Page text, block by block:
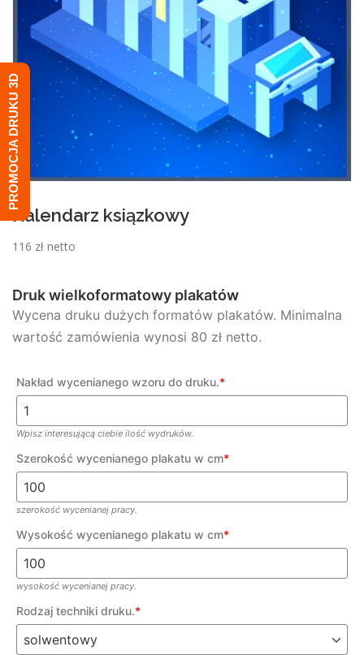
Kalendarz ksiązkowy
116 zł netto
Druk wielkoformatowy plakatów
Wycena druku dużych formatów plakatów. Minimalna
wartość zamówienia wynosi 80 zł netto.
Nakład wycenianego wzoru do druku.*
Wpisz interesującą ciebie ilość wydruków.
Szerokość wycenianego plakatu w cm*
szerokość wycenianej pracy.
Wysokość wycenianego plakatu w cm*
wysokość wycenianej pracy.
Rodzaj techniki druku.*
PROMOCJA DRUKU 3D